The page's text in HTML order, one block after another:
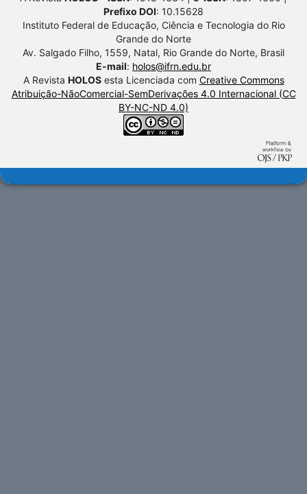
Prefixo DOI: 10.15628
Instituto Federal de Educação, Ciência e Tecnologia do Rio
Grande do Norte
Av. Salgado Filho, 1559, Natal, Rio Grande do Norte, Brasil
E-mail: holos@ifrn.edu.br
A Revista HOLOSesta Licenciada com Creative Commons
Atribuição-NãoComercial-SemDerivações 4.0 Internacional (CC
BY-NC-ND 4.0)